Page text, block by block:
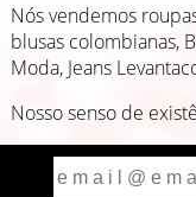
Nós vendemos
blusas colombianas,
Moda, Jeans
Nosso senso de